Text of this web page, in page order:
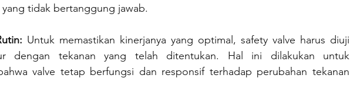
tidak bertanggung jawab.
Untuk memastikan kinerjanya yang optimal, safety valve harus diuji
dengan tekanan yang telah ditentukan. Hal ini dilakukan untuk
valve tetap berfungsi dan responsif terhadap perubahan tekanan